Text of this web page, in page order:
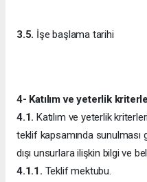
3.5. İşe başlama tarihi
4- Katılım ve yeterlik
4.1. Katılım ve yeterlik
teklif kapsamında sunulması
dışı unsurlara ilişkin bilgi ve
4.1.1. Teklif mektubu.